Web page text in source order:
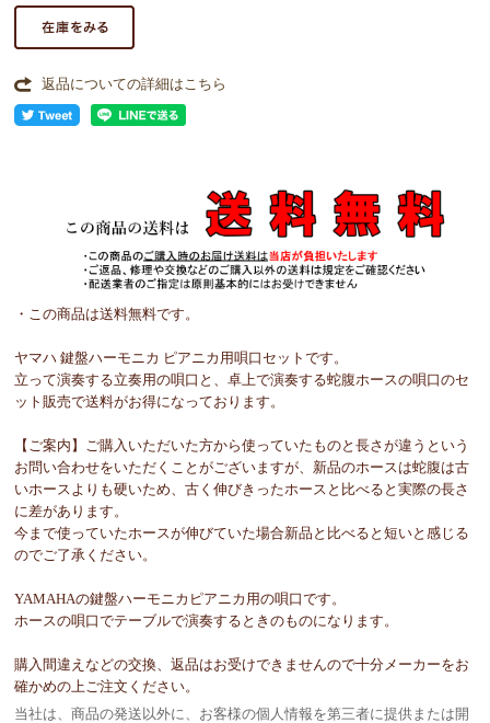
返品についての詳細はこちら
・この商品は送料無料です。
ヤマハ 鍵盤ハーモニカ ピアニカ用唄口セットです。
立って演奏する立奏用の唄口と、卓上で演奏する蛇腹ホースの唄口のセ
ット販売で送料がお得になっております。
【ご案内】ご購入いただいた方から使っていたものと長さが違うという
お問い合わせをいただくことがございますが、新品のホースは蛇腹は古
いホースよりも硬いため、古く伸びきったホースと比べると実際の長さ
に差があります。
今まで使っていたホースが伸びていた場合新品と比べると短いと感じる
のでご了承ください。
YAMAHAの鍵盤ハーモニカピアニカ用の唄口です。
ホースの唄口でテーブルで演奏するときのものになります。
購入間違えなどの交換、返品はお受けできませんので十分メーカーをお
確かめの上ご注文ください。
当社は、商品の発送以外に、お客様の個人情報を第三者に提供または開